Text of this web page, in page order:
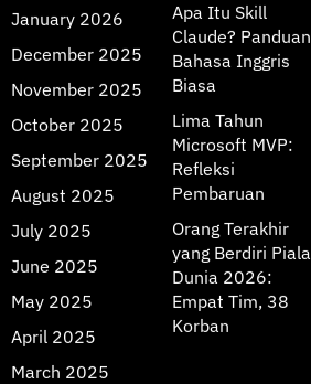
January 2026
December 2025
November 2025
October 2025
September 2025
August 2025
July 2025
June 2025
May 2025
April 2025
March 2025
Apa Itu Skill
Claude? Panduan
Bahasa Inggris
Biasa
Lima Tahun
Microsoft MVP:
Refleksi
Pembaruan
Orang Terakhir
yang Berdiri Piala
Dunia 2026:
Empat Tim, 38
Korban